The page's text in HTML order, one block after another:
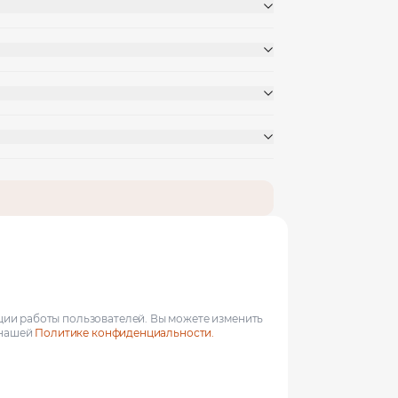
работы пользователей. Вы можете изменить
Политике конфиденциальности.